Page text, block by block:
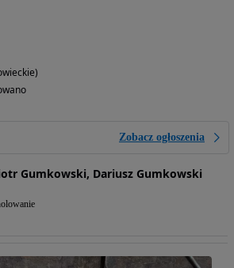
Zobacz ogłoszenia
Gumkowski, Dariusz Gumkowski